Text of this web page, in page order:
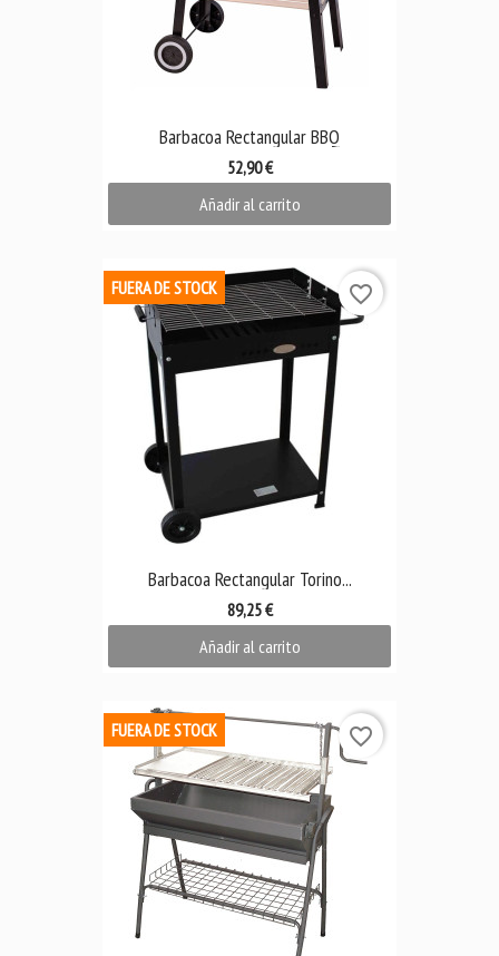
Barbacoa Rectangular BBQ
52,90 €
Añadir al carrito
Barbacoa Rectangular Torino...
89,25 €
Añadir al carrito
FUERA DE STOCK favorite_border
FUERA DE STOCK favorite_border